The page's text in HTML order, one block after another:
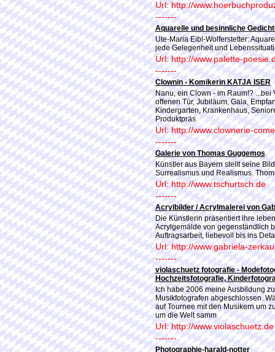
Url: http://
-------
Aquarelle und besinnliche
Ute-Maria Eibl-Wolferstetter:
jede Gelegenheit und
Url: http://www.palette-
-------
Clownin - Komikerin KATJA ISER
Nanu, ein Clown - im Raum!? ...bei
offenen Tür, Jubiläum, Gala,
Kindergarten, Krankenhaus,
Produktpräs
Url: http://www.clownerie-
-------
Galerie von Thomas Guggemos
Künstler aus Bayern stellt seine
Surrealismus und Realismus.
Url: http://www.tschurtsch.de
-------
Acrylbilder / Acrylmalerei von
Die Künstlerin präsentiert ihre
Acrylgemälde von gegenständlich
Auftragsarbeit, liebevoll bis ins
Url: http://www.gabriela-
-------
violaschuetz fotografie -
Hochzeitsfotografie,
Ich habe 2006 meine Ausbildung
Musikfotografen abgeschlossen.
auf Tournee mit den Musikern um
um die Welt samm
Url: http://www.violaschuetz.de
-------
Photographie-harald-notter